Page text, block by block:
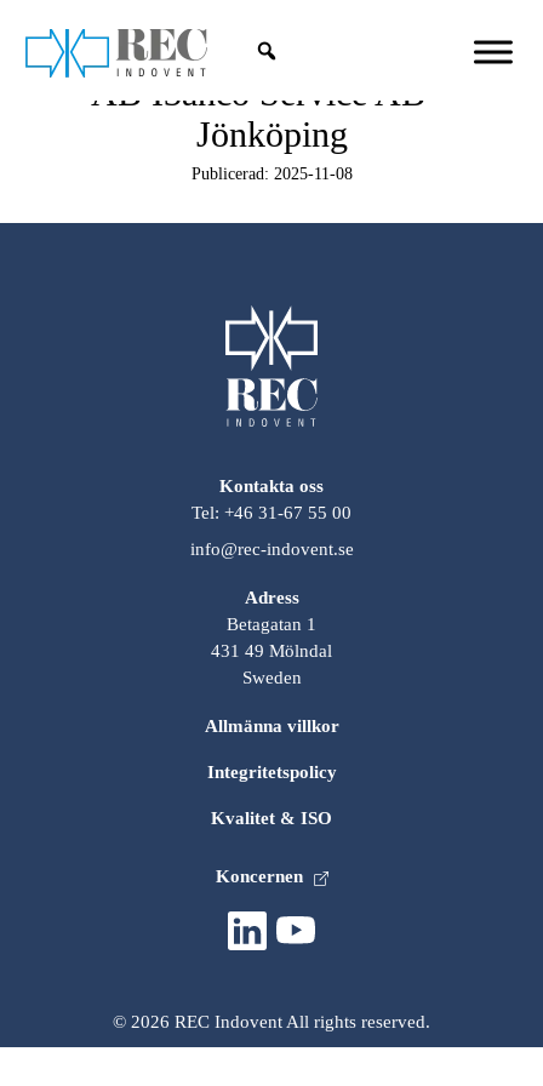
AB I3ahco Service AB –
Jönköping
Publicerad: 2025-11-08
Kontakta oss
Tel: +46 31-67 55 00
info@rec-indovent.se
Adress
Betagatan 1
431 49 Mölndal
Sweden
Allmänna villkor
Integritetspolicy
Kvalitet & ISO
Koncernen
© 2026 REC Indovent All rights reserved.